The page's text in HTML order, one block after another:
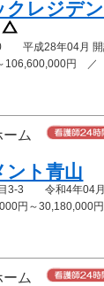
レジデ
平成28年04月 開
106,600,000円 ／
ーム
ント青山
目3-3 令和4年04
円～
ーム